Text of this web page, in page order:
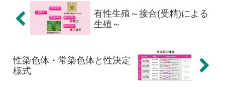
有性生殖～接合(受精)による
生殖～
性染色体・常染色体と性決定
様式